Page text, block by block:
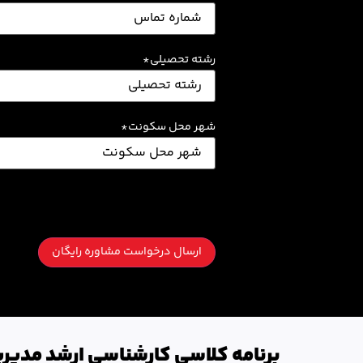
رشته تحصیلی*
شهر محل سکونت*
برنامه کلاسی کارشناسی ارشد